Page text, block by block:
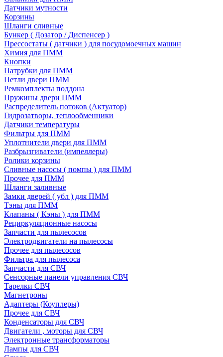
Датчики мутности
Корзины
Шланги сливные
Бункер ( Дозатор / Диспенсер )
Прессостаты ( датчики ) для посудомоечных машин
Химия для ПММ
Кнопки
Патрубки для ПММ
Петли двери ПММ
Ремкомплекты поддона
Пружины двери ПММ
Распределитель потоков (Актуатор)
Гидрозатворы, теплообменники
Датчики температуры
Фильтры для ПММ
Уплотнители двери для ПММ
Разбрызгиватели (импеллеры)
Ролики корзины
Сливные насосы ( помпы ) для ПММ
Прочее для ПММ
Шланги заливные
Замки дверей ( убл ) для ПММ
Тэны для ПММ
Клапаны ( Кэны ) для ПММ
Рециркуляционные насосы
Запчасти для пылесосов
Электродвигатели на пылесосы
Прочее для пылесосов
Фильтра для пылесоса
Запчасти для СВЧ
Сенсорные панели управления СВЧ
Тарелки СВЧ
Магнетроны
Адаптеры (Коуплеры)
Прочее для СВЧ
Конденсаторы для СВЧ
Двигатели , моторы для СВЧ
Электронные трансформаторы
Лампы для СВЧ